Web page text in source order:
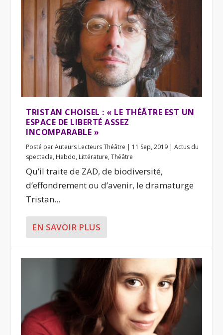
TRISTAN CHOISEL : « LE THÉÂTRE EST UN
ESPACE DE LIBERTÉ ASSEZ
INCOMPARABLE »
Posté parAuteurs Lecteurs Théâtre | 11 Sep, 2019 |Actus du
spectacle, Hebdo, Littérature,Théâtre
Qu’il traite de ZAD, de biodiversité,
d’effondrement ou d’avenir, le dramaturge
Tristan...
EN SAVOIR PLUS